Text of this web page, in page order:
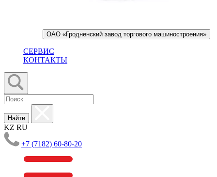
ОАО «Гродненский завод торгового машиностроения»
СЕРВИС
КОНТАКТЫ
Найти
KZ RU
+7 (7182) 60-80-20